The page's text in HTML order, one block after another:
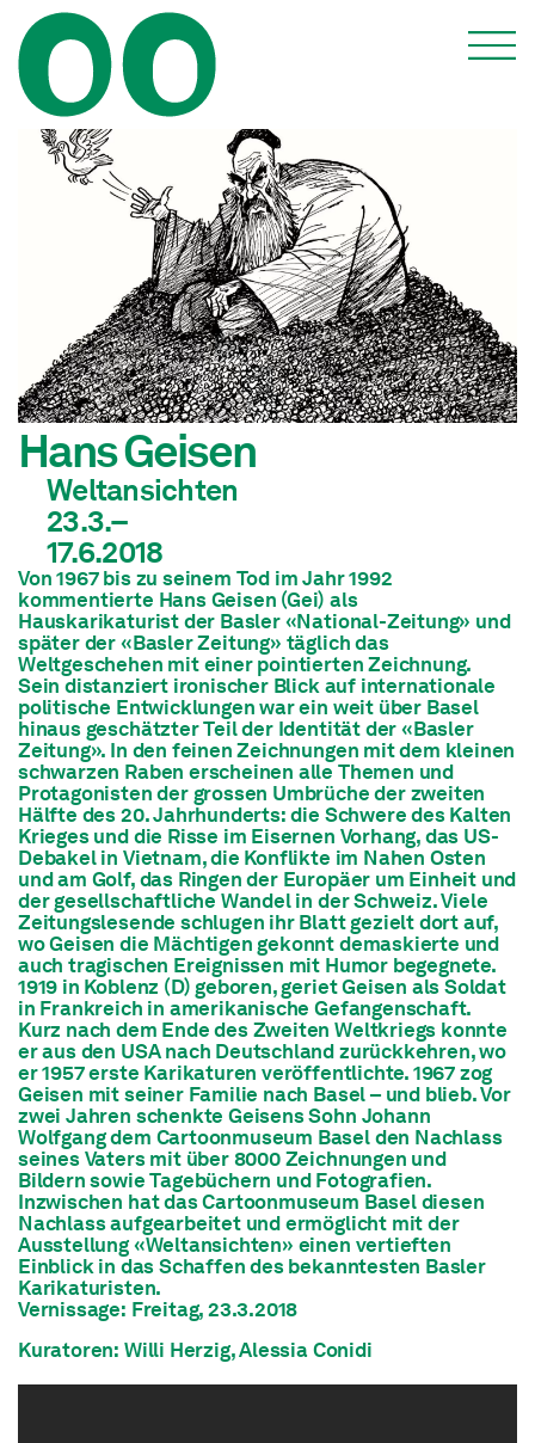
Hans Geisen
Weltansichten
23.3.–
17.6.2018
Von 1967 bis zu seinem Tod im Jahr 1992
kommentierte Hans Geisen (Gei) als
Hauskarikaturist der Basler «National-Zeitung» und
später der «Basler Zeitung» täglich das
Weltgeschehen mit einer pointierten Zeichnung.
Sein distanziert ironischer Blick auf internationale
politische Entwicklungen war ein weit über Basel
hinaus geschätzter Teil der Identität der «Basler
Zeitung». In den feinen Zeichnungen mit dem kleinen
schwarzen Raben erscheinen alle Themen und
Protagonisten der grossen Umbrüche der zweiten
Hälfte des 20. Jahrhunderts: die Schwere des Kalten
Krieges und die Risse im Eisernen Vorhang, das US-
Debakel in Vietnam, die Konflikte im Nahen Osten
und am Golf, das Ringen der Europäer um Einheit und
der gesellschaftliche Wandel in der Schweiz. Viele
Zeitungslesende schlugen ihr Blatt gezielt dort auf,
wo Geisen die Mächtigen gekonnt demaskierte und
auch tragischen Ereignissen mit Humor begegnete.
1919 in Koblenz (D) geboren, geriet Geisen als Soldat
in Frankreich in amerikanische Gefangenschaft.
Kurz nach dem Ende des Zweiten Weltkriegs konnte
er aus den USA nach Deutschland zurückkehren, wo
er 1957 erste Karikaturen veröffentlichte. 1967 zog
Geisen mit seiner Familie nach Basel – und blieb. Vor
zwei Jahren schenkte Geisens Sohn Johann
Wolfgang dem Cartoonmuseum Basel den Nachlass
seines Vaters mit über 8000 Zeichnungen und
Bildern sowie Tagebüchern und Fotografien.
Inzwischen hat das Cartoonmuseum Basel diesen
Nachlass aufgearbeitet und ermöglicht mit der
Ausstellung «Weltansichten» einen vertieften
Einblick in das Schaffen des bekanntesten Basler
Karikaturisten.
Vernissage: Freitag, 23.3.2018
Kuratoren: Willi Herzig, Alessia Conidi